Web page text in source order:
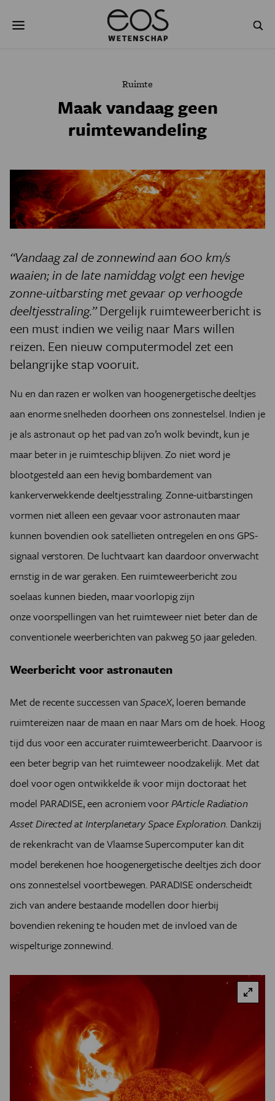
naar
NATUURWETENSCHAPPEN GESCHIEDENIS
PODCAST AGENDA
JONGE UITDAGERS
Ruimte
Maak vandaag geen
ruimtewandeling
“Vandaag zal de zonnewind aan 600 km/s
waaien; in de late namiddag volgt een hevige
zonne-uitbarsting met gevaar op verhoogde
deeltjesstraling.”Dergelijk ruimteweerbericht is
een must indien we veilig naar Mars willen
reizen. Een nieuw computermodel zet een
belangrijke stap vooruit.
Nu en dan razen er wolken van hoogenergetische deeltjes
aan enorme snelheden doorheen ons zonnestelsel. Indien je
je als astronaut op het pad van zo’n wolk bevindt, kun je
maar beter in je ruimteschip blijven. Zo niet word je
blootgesteld aan een hevig bombardement van
kankerverwekkende deeltjesstraling. Zonne-uitbarstingen
vormen niet alleen een gevaar voor astronauten maar
kunnen bovendien ook satellieten ontregelen en ons GPS-
signaal verstoren. De luchtvaart kan daardoor onverwacht
ernstig in de war geraken. Een ruimteweerbericht zou
soelaas kunnen bieden, maar voorlopig zijn
onzevoorspellingen van het ruimteweer niet beter dan de
conventionele weerberichten van pakweg 50 jaar geleden.
Weerbericht voor astronauten
Metde recente successen vanSpaceX, loeren bemande
ruimtereizen naar de maan en naar Mars om de hoek. Hoog
tijd dus voor een accurater ruimteweerbericht. Daarvoor is
een beter begrip van het ruimteweer noodzakelijk. Met dat
doel voor ogen ontwikkelde ik voor mijn doctoraat het
model PARADISE, een acroniem voorPArticle Radiation
Asset Directed at Interplanetary Space Exploration. Dankzij
de rekenkracht van de Vlaamse Supercomputer kan dit
model berekenen hoe hoogenergetische deeltjes zich door
ons zonnestelsel voortbewegen. PARADISE onderscheidt
zich van andere bestaande modellen door hierbij
bovendien rekening te houden met de invloed van de
wispelturige zonnewind.